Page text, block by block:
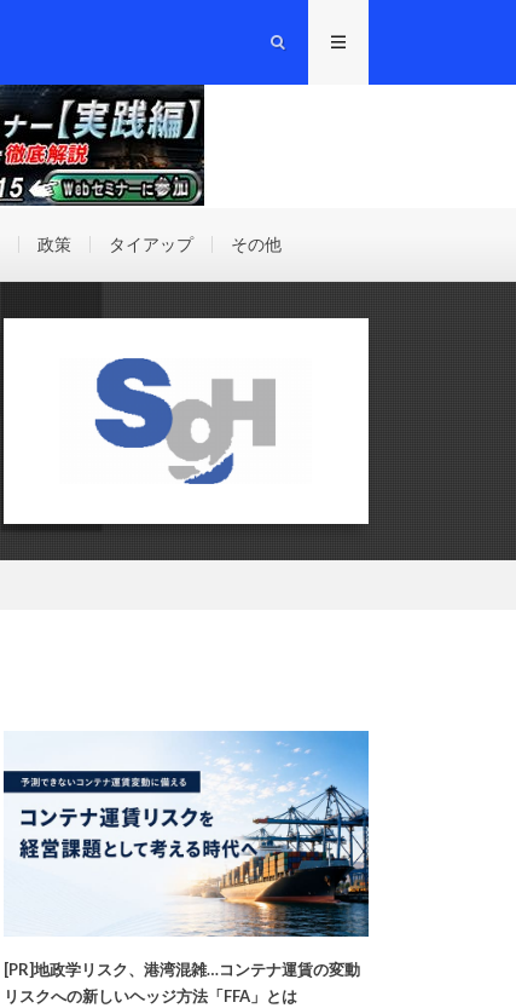
政策 タイアップ その他
[PR]地政学リスク、港湾混雑…コンテナ運賃の変動
リスクへの新しいヘッジ方法「FFA」とは